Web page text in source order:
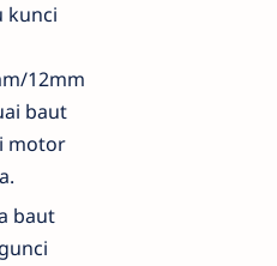
kunci
12mm
baut
motor
baut